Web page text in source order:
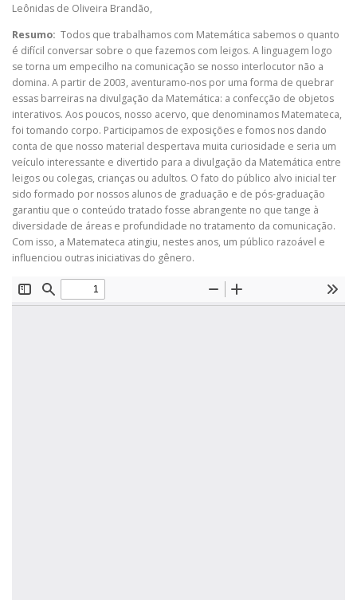
Leônidas de Oliveira Brandão,
Resumo: Todos que trabalhamos com Matemática sabemos o quanto
é difícil conversar sobre o que fazemos com leigos. A linguagem logo
se torna um empecilho na comunicação se nosso interlocutor não a
domina. A partir de 2003, aventuramo-nos por uma forma de quebrar
essas barreiras na divulgação da Matemática: a confecção de objetos
interativos. Aos poucos, nosso acervo, que denominamos Matemateca,
foi tomando corpo. Participamos de exposições e fomos nos dando
conta de que nosso material despertava muita curiosidade e seria um
veículo interessante e divertido para a divulgação da Matemática entre
leigos ou colegas, crianças ou adultos. O fato do público alvo inicial ter
sido formado por nossos alunos de graduação e de pós-graduação
garantiu que o conteúdo tratado fosse abrangente no que tange à
diversidade de áreas e profundidade no tratamento da comunicação.
Com isso, a Matemateca atingiu, nestes anos, um público razoável e
influenciou outras iniciativas do gênero.